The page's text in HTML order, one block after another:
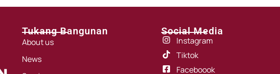
Tukang Bangunan
About us
News
Social Media
Instagram
Tiktok
Faceboook